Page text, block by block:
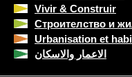
Vivir & Construir
Строителство и
Urbanisation et
الاعمار والاسكان